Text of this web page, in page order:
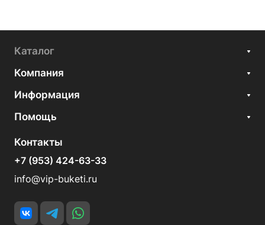
Каталог
Компания
Информация
Помощь
Контакты
+7 (953) 424-63-33
info@vip-buketi.ru